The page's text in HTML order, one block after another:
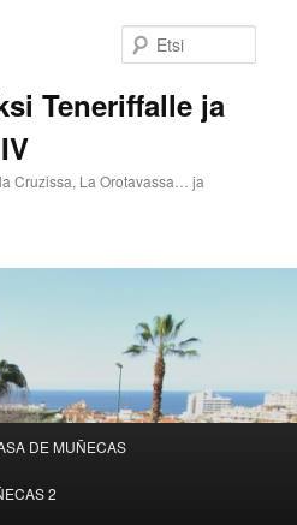
Teneriffalle ja
Cruzissa, La Orotavassa… ja
DE MUÑECAS
2